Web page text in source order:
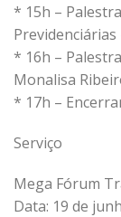
* 15h –
* 16h –
Monalisa
* 17h –
Serviço
Mega Fórum
Data: 19 de